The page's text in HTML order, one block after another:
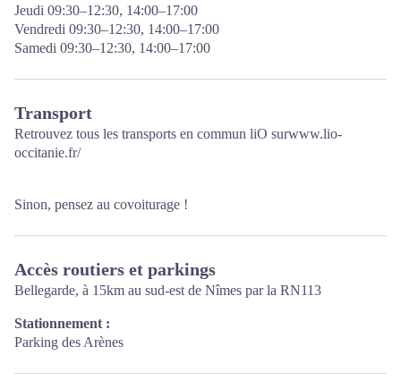
Jeudi 09:30–12:30, 14:00–17:00
Vendredi 09:30–12:30, 14:00–17:00
Samedi 09:30–12:30, 14:00–17:00
Transport
Retrouvez tous les transports en commun liO surwww.lio-
occitanie.fr/
Sinon, pensez au covoiturage !
Accès routiers et parkings
Bellegarde, à 15km au sud-est de Nîmes par la RN113
Stationnement :
Parking des Arènes